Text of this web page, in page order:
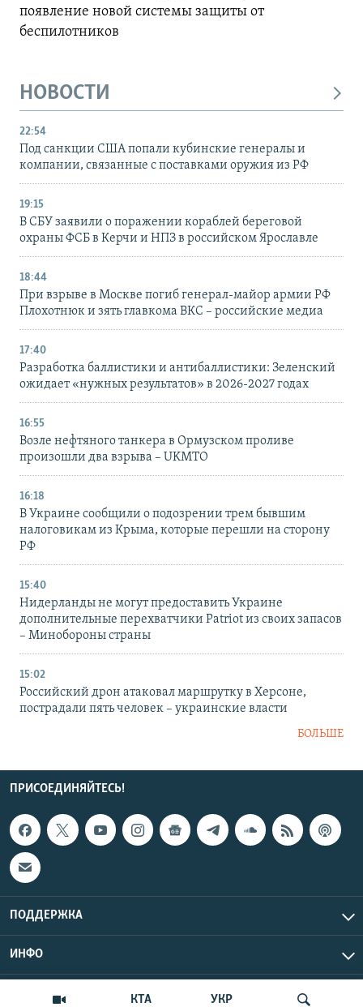
КТА УКР
появление новой системы защиты от
беспилотников
НОВОСТИ
22:54
Под санкции США попали кубинские генералы и
компании, связанные с поставками оружия из РФ
19:15
В СБУ заявили о поражении кораблей береговой
охраны ФСБ в Керчи и НПЗ в российском Ярославле
18:44
При взрыве в Москве погиб генерал-майор армии РФ
Плохотнюк и зять главкома ВКС – российские медиа
17:40
Разработка баллистики и антибаллистики: Зеленский
ожидает «нужных результатов» в 2026-2027 годах
16:55
Возле нефтяного танкера в Ормузском проливе
произошли два взрыва – UKMTO
16:18
В Украине сообщили о подозрении трем бывшим
налоговикам из Крыма, которые перешли на сторону
РФ
15:40
Нидерланды не могут предоставить Украине
дополнительные перехватчики Patriot из своих запасов
– Минобороны страны
15:02
Российский дрон атаковал маршрутку в Херсоне,
пострадали пять человек – украинские власти
БОЛЬШЕ
ПРИСОЕДИНЯЙТЕСЬ!
ПОДДЕРЖКА
ИНФО
Copyright Крым.Реалии, 2026 | Все права защищены.
UTC+3